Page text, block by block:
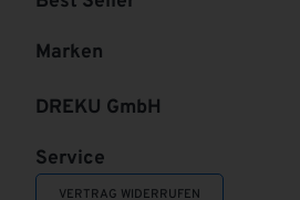
Marken
DREKU GmbH
Service
VERTRAG WIDERRUFEN